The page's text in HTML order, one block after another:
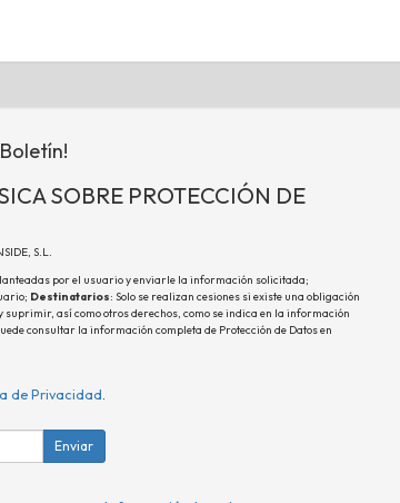
SOBRE PROTECCIÓN DE
S.L.
por el usuario y enviarle la información solicitada;
Destinatarios: Solo se realizan cesiones si existe una obligación
suprimir, así como otros derechos, como se indica en la información
consultar la información completa de Protección de Datos en
de Privacidad.
Enviar